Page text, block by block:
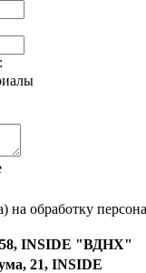
на обработку
INSIDE "ВДНХ"
21, INSIDE